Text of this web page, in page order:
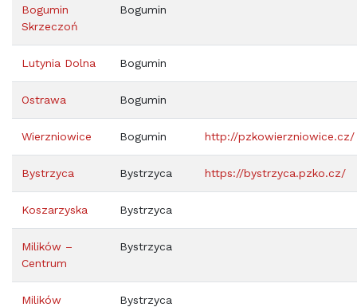
Bogumin
Skrzeczoń
Bogumin
Lutynia Dolna Bogumin
Ostrawa Bogumin
Wierzniowice Bogumin http://pzkowierzniowice.cz/
Bystrzyca Bystrzyca https://bystrzyca.pzko.cz/
Koszarzyska Bystrzyca
Milików –
Centrum
Bystrzyca
Milików
Bystrzyca